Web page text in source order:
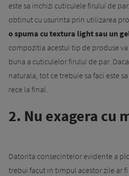
este sa inchizi cuticulele firului de
obtinut cu usurinta prin utilizarea
o spuma cu textura light sau un
compozitia acestui tip de produse
buna a cuticulelor firului de par.
naturala, tot ce trebuie sa faci este
rece la final.
2. Nu exagera cu
Datorita consecintelor evidente a
trebui facut in timpul acestor zile ar